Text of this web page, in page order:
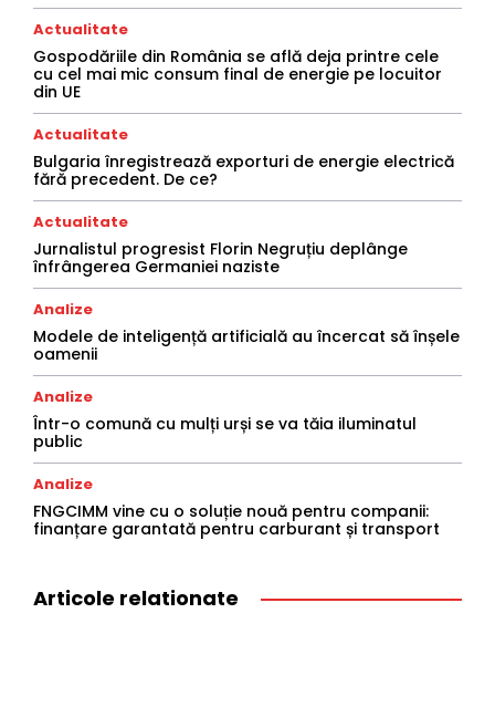
Actualitate
Gospodăriile din România se află deja printre cele
cu cel mai mic consum final de energie pe locuitor
din UE
Actualitate
Bulgaria înregistrează exporturi de energie electrică
fără precedent. De ce?
Actualitate
Jurnalistul progresist Florin Negruțiu deplânge
înfrângerea Germaniei naziste
Analize
Modele de inteligență artificială au încercat să înșele
oamenii
Analize
Într-o comună cu mulți urși se va tăia iluminatul
public
Analize
FNGCIMM vine cu o soluție nouă pentru companii:
finanțare garantată pentru carburant și transport
Articole relationate